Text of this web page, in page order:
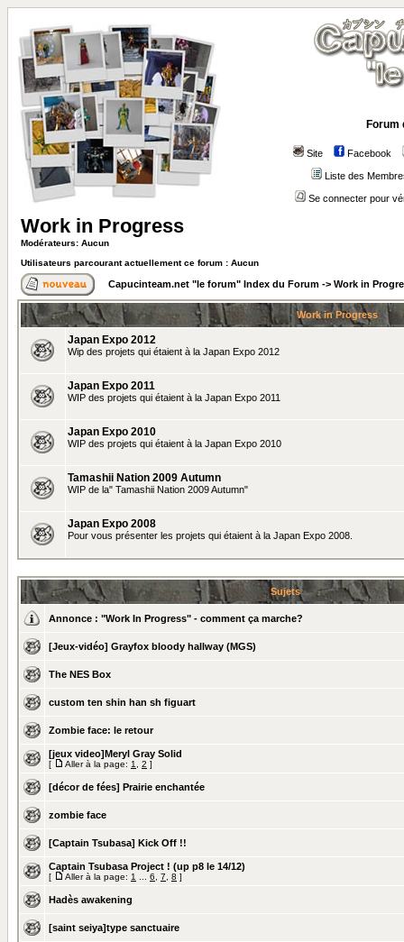
Forum
Site Facebook
Liste des
Se connecter pour
Work in Progress
Modérateurs: Aucun
Utilisateurs parcourant actuellement ce forum : Aucun
Capucinteam.net "le forum" Index du Forum -> Work in
Work in Progress
Japan Expo 2012
Wip des projets qui étaient à la Japan Expo 2012
Japan Expo 2011
WIP des projets qui étaient à la Japan Expo 2011
Japan Expo 2010
WIP des projets qui étaient à la Japan Expo 2010
Tamashii Nation 2009 Autumn
WIP de la" Tamashii Nation 2009 Autumn"
Japan Expo 2008
Pour vous présenter les projets qui étaient à la Japan Expo 2008.
Sujets
Annonce : "Work In Progress" - comment ça marche?
[Jeux-vidéo] Grayfox bloody hallway (MGS)
The NES Box
custom ten shin han sh figuart
Zombie face: le retour
[jeux video]Meryl Gray Solid
[ Aller à la page: 1 2 ]
[décor de fées] Prairie enchantée
zombie face
[Captain Tsubasa] Kick Off !!
Captain Tsubasa Project ! (up p8 le 14/12)
[ Aller à la page: 1 6 7 8 ]
Hadès awakening
[saint seiya]type sanctuaire